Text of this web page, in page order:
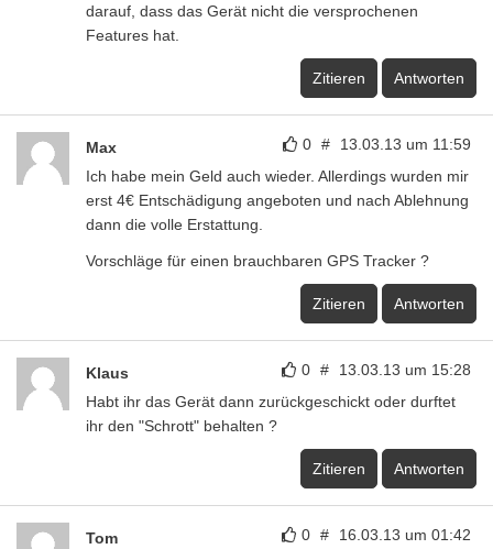
darauf, dass das Gerät nicht die versprochenen
Features hat.
Zitieren Antworten
0 # 13.03.13 um 11:59
Max
Ich habe mein Geld auch wieder. Allerdings wurden mir
erst 4€ Entschädigung angeboten und nach Ablehnung
dann die volle Erstattung.
Vorschläge für einen brauchbaren GPS Tracker ?
Zitieren Antworten
0 # 13.03.13 um 15:28
Klaus
Habt ihr das Gerät dann zurückgeschickt oder durftet
ihr den "Schrott" behalten ?
Zitieren Antworten
0 # 16.03.13 um 01:42
Tom